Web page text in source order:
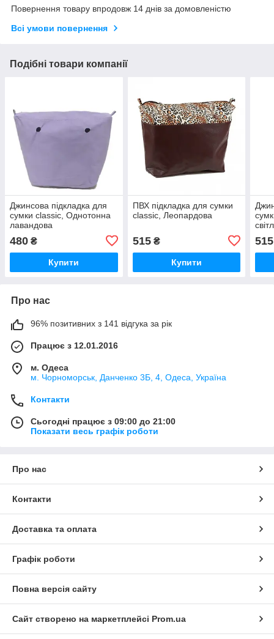
Повернення товару впродовж 14 днів за домовленістю
Всі умови повернення
Подібні товари компанії
Джинсова підкладка для
сумки classic, Однотонна
лавандова
480 ₴
Купити
ПВХ підкладка для сумки
classic, Леопардова
515₴
Купити
515
Про нас
96% позитивних з 141 відгука за рік
Працює з 12.01.2016
м. Одеса
м. Чорноморськ, Данченко 3Б, 4, Одеса, Україна
Контакти
Сьогодні працює з 09:00 до 21:00
Показати весь графік роботи
Про нас
Контакти
Доставка та оплата
Графік роботи
Повна версія сайту
Сайт створено на маркетплейсі Prom.ua